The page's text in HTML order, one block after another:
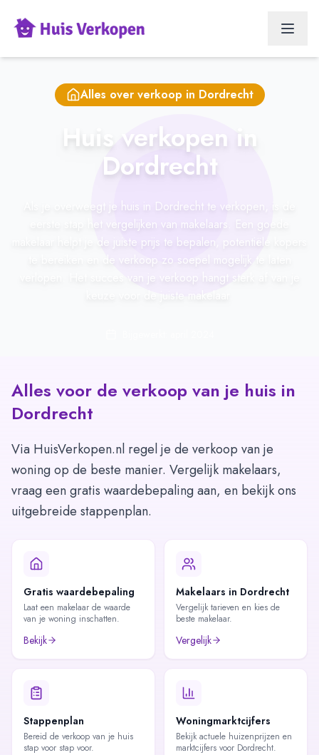
Alles over verkoop in Dordrecht
Huis verkopen in
Dordrecht
Als je overweegt je huis in Dordrecht te verkopen, is de
eerste stap het vergelijken van makelaars. Een goede
makelaar helpt je de juiste prijs te bepalen, potentiële kopers
te bereiken en de verkoop zo soepel mogelijk te laten
verlopen. Het succes van je verkoop hangt sterk af van je
Alles voor de verkoop van je huis in
Dordrecht
Via HuisVerkopen.nl regel je de verkoop van je
woning op de beste manier. Vergelijk makelaars,
vraag een gratis waardebepaling aan, en bekijk ons
uitgebreide stappenplan.
Gratis waardebepaling
Laat een makelaar de waarde
van je woning inschatten.
Bekijk
Makelaars in Dordrecht
Vergelijk tarieven en kies de
beste makelaar.
Vergelijk
Stappenplan
Bereid de verkoop van je huis
stap voor stap voor.
Woningmarktcijfers
Bekijk actuele huizenprijzen en
marktcijfers voor Dordrecht.